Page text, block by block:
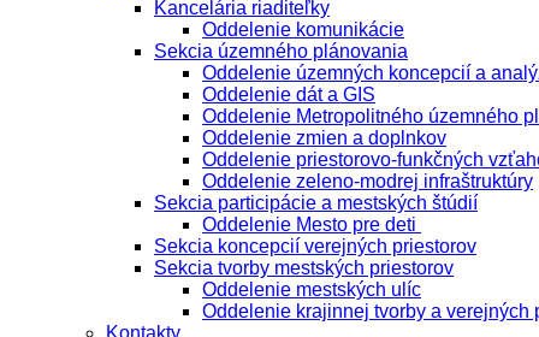
Kancelária riaditeľky
Oddelenie komunikácie
Sekcia územného plánovania
Oddelenie územných koncepcií a
Oddelenie dát a GIS
Oddelenie Metropolitného územného
Oddelenie zmien a doplnkov
Oddelenie priestorovo-funkčných
Oddelenie zeleno-modrej infraštruktúry
Sekcia participácie a mestských štúdií
Oddelenie Mesto pre deti
Sekcia koncepcií verejných priestorov
Sekcia tvorby mestských priestorov
Oddelenie mestských ulíc
Oddelenie krajinnej tvorby a verejných
Kontakty